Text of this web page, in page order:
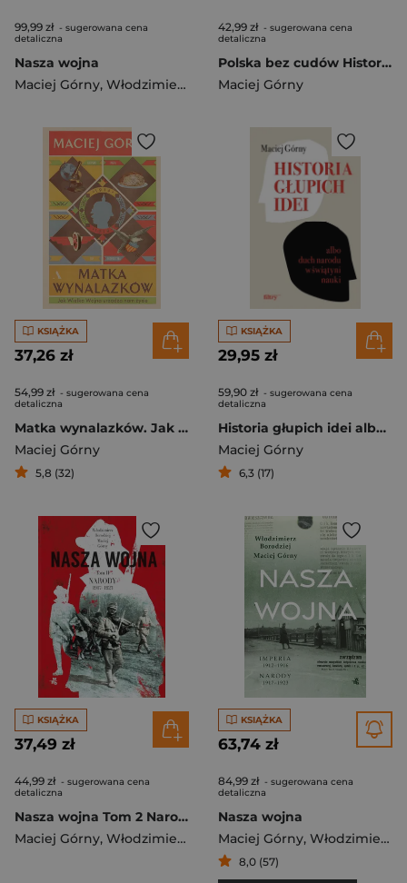
99,99 zł - sugerowana cena
detaliczna
Nasza wojna
Maciej Górny, Włodzimierz Borodziej
42,99 zł - sugerowana cena
detaliczna
Polska bez cudów Historia dla dorosłych
Maciej Górny
KSIĄŻKA
37,26 zł
54,99 zł - sugerowana cena
detaliczna
Matka wynalazków. Jak Wielka Wojna urządza nam życie
Maciej Górny
5,8 (32)
KSIĄŻKA
29,95 zł
59,90 zł - sugerowana cena
detaliczna
Historia głupich idei albo duch narodu w świątyni nauki
Maciej Górny
6,3 (17)
KSIĄŻKA
37,49 zł
44,99 zł - sugerowana cena
detaliczna
Nasza wojna Tom 2 Narody 1917-1923
Maciej Górny, Włodzimierz Borodziej
KSIĄŻKA
63,74 zł
84,99 zł - sugerowana cena
detaliczna
Nasza wojna
Maciej Górny, Włodzimierz Borodziej
8,0 (57)